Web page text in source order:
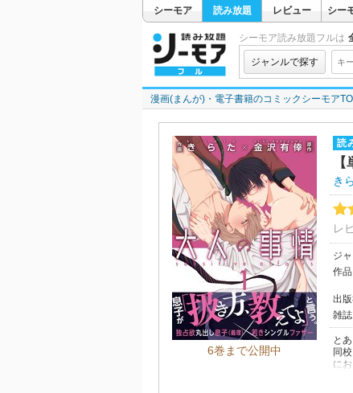
シーモア 読み放題 レビュー シー
シーモア読み放題フルは
ジャンルで探す
漫画(まんが)・電子書籍のコミックシーモア
6巻まで公開中
読
き
レ
ジ
作
出
雑
と
同
に
肝